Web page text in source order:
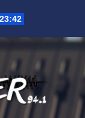
23:42